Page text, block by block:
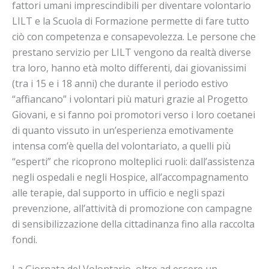
fattori umani imprescindibili per diventare volontario
LILT e la Scuola di Formazione permette di fare tutto
ciò con competenza e consapevolezza. Le persone che
prestano servizio per LILT vengono da realtà diverse
tra loro, hanno età molto differenti, dai giovanissimi
(tra i 15 e i 18 anni) che durante il periodo estivo
“affiancano” i volontari più maturi grazie al Progetto
Giovani, e si fanno poi promotori verso i loro coetanei
di quanto vissuto in un’esperienza emotivamente
intensa com’è quella del volontariato, a quelli più
“esperti” che ricoprono molteplici ruoli: dall’assistenza
negli ospedali e negli Hospice, all’accompagnamento
alle terapie, dal supporto in ufficio e negli spazi
prevenzione, all’attività di promozione con campagne
di sensibilizzazione della cittadinanza fino alla raccolta
fondi.